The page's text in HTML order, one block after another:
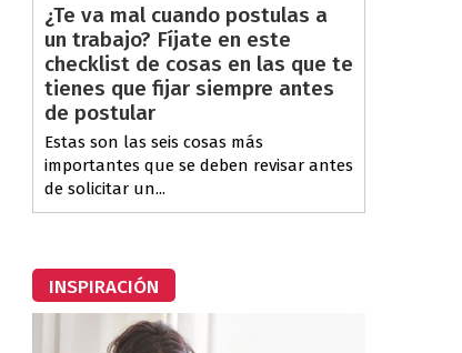
¿Te va mal cuando postulas a
un trabajo? Fíjate en este
checklist de cosas en las que te
tienes que fijar siempre antes
de postular
Estas son las seis cosas más
importantes que se deben revisar antes
de solicitar un...
INSPIRACIÓN